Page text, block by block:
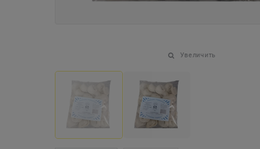
Увеличить